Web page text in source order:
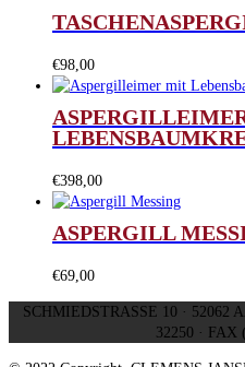
€98,00
€398,00
ASPERGILL
€69,00
SCHMIEDSTRASSE 10 · 52062
32250 · FAX